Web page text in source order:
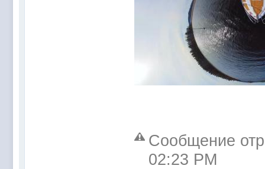
Сообщение
02:23 PM